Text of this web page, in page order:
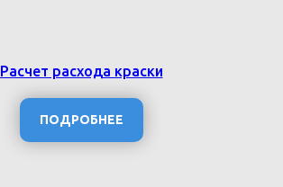
Расчет расхода краски
ПОДРОБНЕЕ